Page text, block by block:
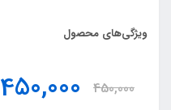
ویژگی‌های محصول
450,000
450,000